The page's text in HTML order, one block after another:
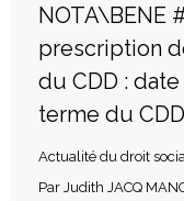
NOTA\BENE
prescription
du CDD :
terme du
Actualité du droit social
Par Judith JACQ